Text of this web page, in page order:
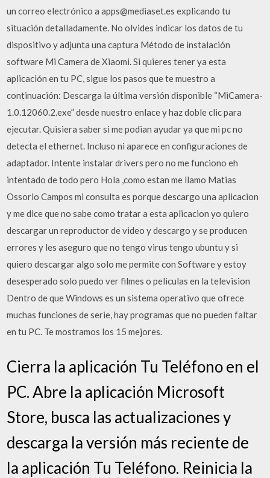
un correo electrónico a apps@mediaset.es explicando tu
situación detalladamente. No olvides indicar los datos de tu
dispositivo y adjunta una captura Método de instalación
software Mi Camera de Xiaomi. Si quieres tener ya esta
aplicación en tu PC, sigue los pasos que te muestro a
continuación: Descarga la última versión disponible “MiCamera-
1.0.12060.2.exe” desde nuestro enlace y haz doble clic para
ejecutar. Quisiera saber si me podian ayudar ya que mi pc no
detecta el ethernet. Incluso ni aparece en configuraciones de
adaptador. Intente instalar drivers pero no me funciono eh
intentado de todo pero Hola ,como estan me llamo Matias
Ossorio Campos mi consulta es porque descargo una aplicacion
y me dice que no sabe como tratar a esta aplicacion yo quiero
descargar un reproductor de video y descargo y se producen
errores y les aseguro que no tengo virus tengo ubuntu y si
quiero descargar algo solo me permite con Software y estoy
desesperado solo puedo ver filmes o peliculas en la television
Dentro de que Windows es un sistema operativo que ofrece
muchas funciones de serie, hay programas que no pueden faltar
en tu PC. Te mostramos los 15 mejores.
Cierra la aplicación Tu Teléfono en el
PC. Abre la aplicación Microsoft
Store, busca las actualizaciones y
descarga la versión más reciente de
la aplicación Tu Teléfono. Reinicia la